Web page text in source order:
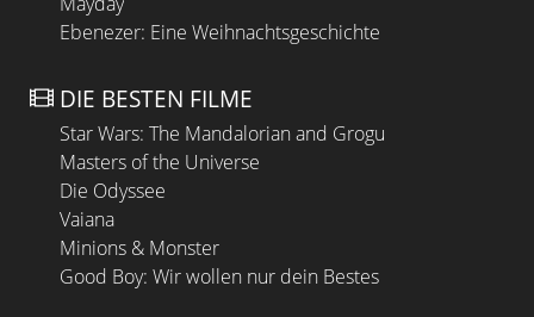
Ebenezer: Eine Weihnachtsgeschichte
DIE BESTEN FILME
Star Wars: The Mandalorian and Grogu
Masters of the Universe
Die Odyssee
Vaiana
Minions & Monster
Good Boy: Wir wollen nur dein Bestes